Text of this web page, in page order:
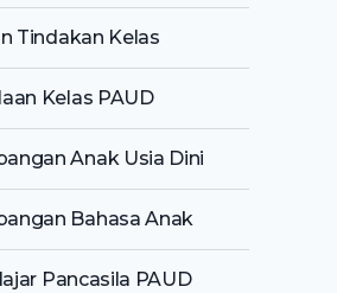
Tindakan Kelas
Kelas PAUD
Anak Usia Dini
Bahasa Anak
Pancasila PAUD